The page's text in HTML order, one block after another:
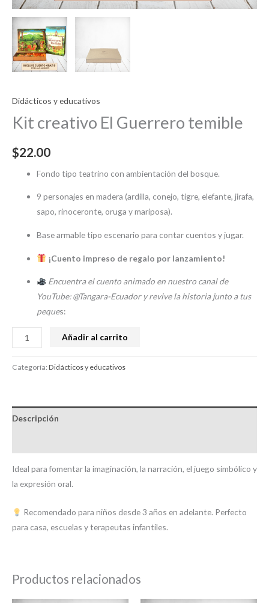
Didácticos y educativos
Kit creativo El Guerrero temible
$22.00
Fondo tipo teatrino con ambientación del bosque.
9 personajes en madera (ardilla, conejo, tigre, elefante, jirafa,
sapo, rinoceronte, oruga y mariposa).
Base armable tipo escenario para contar cuentos y jugar.
¡Cuento impreso de regalo por lanzamiento!
Encuentra el cuento animado en nuestro canal de
YouTube: @Tangara-Ecuador y revive la historia junto a tus
peques:
Añadir al carrito
Categoría:Didácticos y educativos
Descripción
Ideal para fomentar la imaginación, la narración, el juego simbólico y
la expresión oral.
Recomendado para niños desde 3 años en adelante. Perfecto
para casa, escuelas y terapeutas infantiles.
Productos relacionados